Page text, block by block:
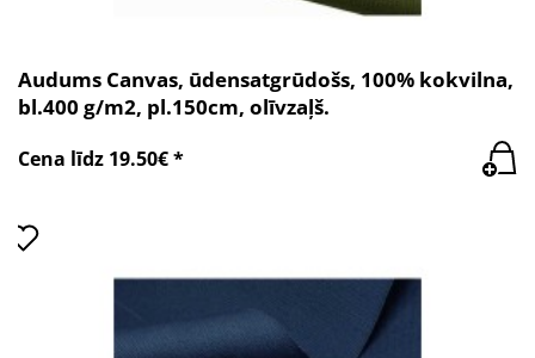
Audums Canvas, ūdensatgrūdošs, 100% kokvilna,
bl.400 g/m2, pl.150cm, olīvzaļš.
Cena līdz 19.50€ *